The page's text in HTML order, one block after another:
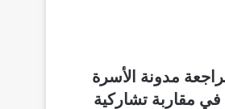
مدونة الأسرة
في مقاربة تشاركية